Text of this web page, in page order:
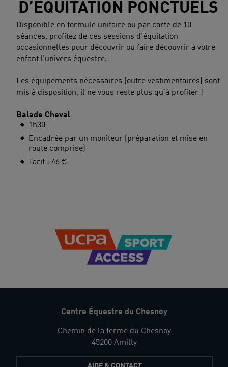
D’ÉQUITATION PONCTUELS
Disponible en formule unitaire ou par carte de 10
séances, profitez de ces sessions d’équitation
occasionnelles pour découvrir ou faire découvrir à votre
enfant l’univers équestre.
Les équipements nécessaires (outre vestimentaires) sont
mis à disposition, il ne vous reste plus qu’à profiter !
Balade Cheval
1h30
Encadrée par un moniteur (préparation et mise en
route comprise)
Tarif : 46 €
Centre Équestre du Chesnoy
Chemin de la ferme du Chesnoy
45200 Amilly